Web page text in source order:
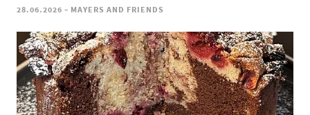
28.06.2026 - MAYERS AND FRIENDS